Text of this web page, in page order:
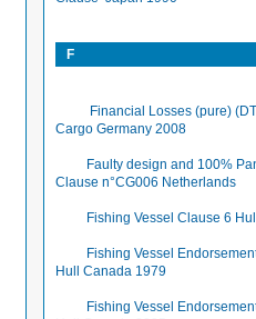
F
Financial Losses (pure)
Cargo Germany 2008
Faulty design and 100%
Clause n°CG006 Netherlands
Fishing Vessel Clause 6
Fishing Vessel
Hull Canada 1979
Fishing Vessel